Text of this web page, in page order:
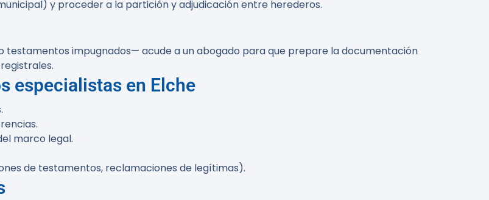
y proceder a la partición y adjudicación entre herederos.
testamentos impugnados— acude a un abogado para que prepare la documentación
especialistas en Elche
marco legal.
de testamentos, reclamaciones de legítimas).